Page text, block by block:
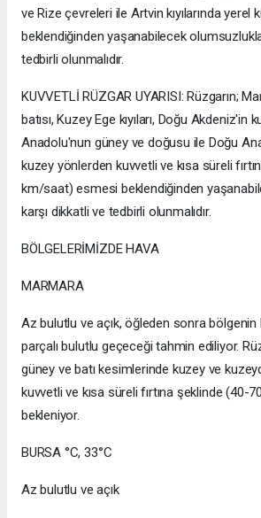
ve Rize çevreleri ile Artvin kıyılarında yerel
beklendiğinden yaşanabilecek
tedbirli olunmalıdır.
KUVVETLİ RÜZGAR UYARISI: Rüzgarın;
batısı, Kuzey Ege kıyıları, Doğu Akdeniz'in
Anadolu'nun güney ve doğusu ile Doğu
kuzey yönlerden kuvvetli ve kısa süreli
km/saat) esmesi beklendiğinden
karşı dikkatli ve tedbirli olunmalıdır.
BÖLGELERİMİZDE HAVA
MARMARA
Az bulutlu ve açık, öğleden sonra
parçalı bulutlu geçeceği tahmin ediliyor.
güney ve batı kesimlerinde kuzey ve
kuvvetli ve kısa süreli fırtına şeklinde (40-
bekleniyor.
BURSA °C, 33°C
Az bulutlu ve açık